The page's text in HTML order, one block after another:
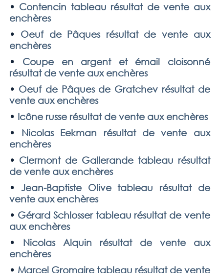
• Contencin tableau résultat de vente aux
enchères
• Oeuf de Pâques résultat de vente aux
enchères
• Coupe en argent et émail cloisonné
résultat de vente aux enchères
• Oeuf de Pâques de Gratchev résultat de
vente aux enchères
• Icône russe résultat de vente aux enchères
• Nicolas Eekman résultat de vente aux
enchères
• Clermont de Gallerande tableau résultat
de vente aux enchères
•Jean-Baptiste Olive tableau résultat de
vente aux enchères
• Gérard Schlosser tableau résultat de vente
aux enchères
• Nicolas Alquin résultat de vente aux
enchères
• Marcel Gromaire tableau résultat de vente